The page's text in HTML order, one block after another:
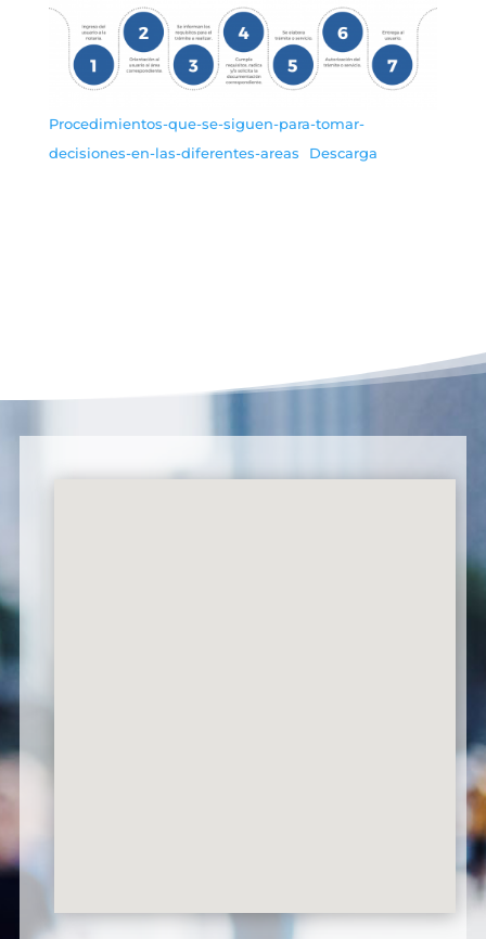
Procedimientos-que-se-siguen-para-tomar-
decisiones-en-las-diferentes-areas
Descarga